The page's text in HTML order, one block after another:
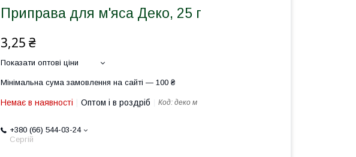
Приправа для м'яса Деко, 25 г
3,25 ₴
Показати оптові ціни
Мінімальна сума замовлення на сайті — 100 ₴
Немає в наявності Оптом і в роздріб Код: деко м
+380 (66) 544-03-24
Сергій